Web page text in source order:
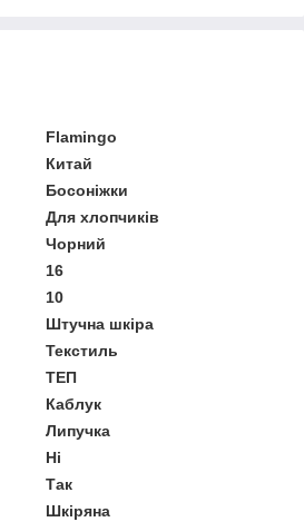
Flamingo
Китай
Босоніжки
Для хлопчиків
Чорний
16
10
Штучна шкіра
Текстиль
ТЕП
Каблук
Липучка
Ні
Так
Шкіряна